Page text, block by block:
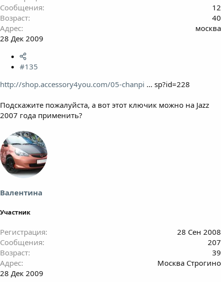
Сообщения
12
Возраст
40
Адрес
москва
28 Дек 2009
#135
http://shop.accessory4you.com/05-chanpi ... sp?id=228
Подскажите пожалуйста, а вот этот ключик можно на Jazz
2007 года применить?
Валентина
Участник
Регистрация
28 Сен 2008
Сообщения
207
Возраст
39
Адрес
Москва Строгино
28 Дек 2009